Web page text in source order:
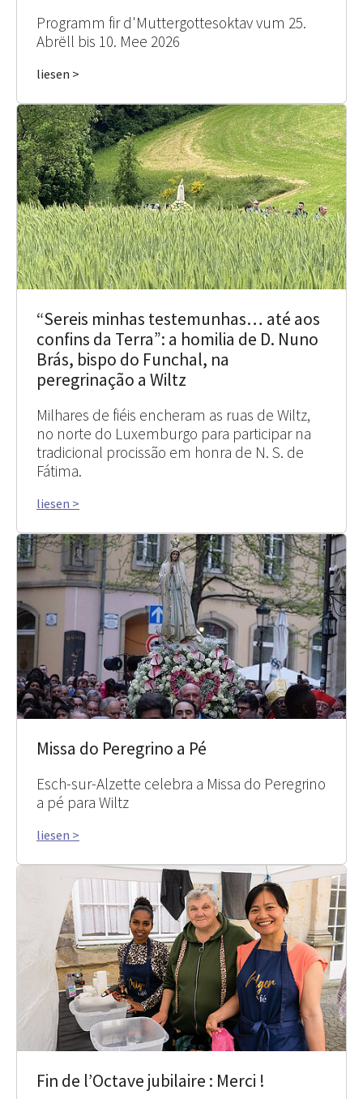
Programm fir d'Muttergottesoktav vum 25.
Abrëll bis 10. Mee 2026
liesen >
“Sereis minhas testemunhas… até aos
confins da Terra”: a homilia de D. Nuno
Brás, bispo do Funchal, na
peregrinação a Wiltz
Milhares de fiéis encheram as ruas de Wiltz,
no norte do Luxemburgo para participar na
tradicional procissão em honra de N. S. de
Fátima.
liesen >
Missa do Peregrino a Pé
Esch-sur-Alzette celebra a Missa do Peregrino
a pé para Wiltz
liesen >
Fin de l’Octave jubilaire : Merci !